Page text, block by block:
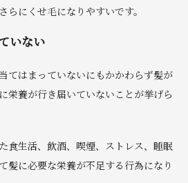
らにくせ毛になりやすいです。
いない
てはまっていないにもかかわらず髪が
栄養が行き届いていないことが挙げら
食生活、飲酒、喫煙、ストレス、睡眠
髪に必要な栄養が不足する行為になり